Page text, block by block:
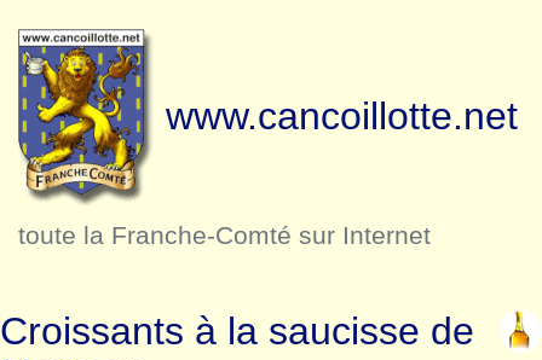
www.cancoillotte.net
toute la Franche-Comté sur Internet
Croissants à la saucisse de